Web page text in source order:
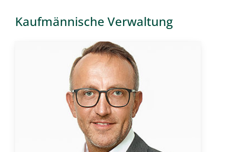
Kaufmännische Verwaltung